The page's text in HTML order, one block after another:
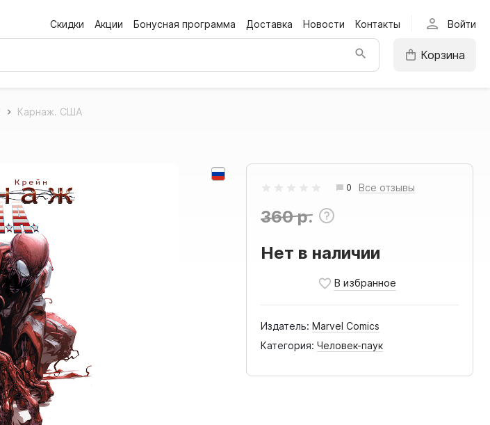
Скидки Акции Бонусная программа Доставка Новости Контакты person Войти
Корзина
Карнаж. США
0 Все отзывы
360 р.
Нет в наличии
Издатель: Marvel Comics
Категория: Человек-паук